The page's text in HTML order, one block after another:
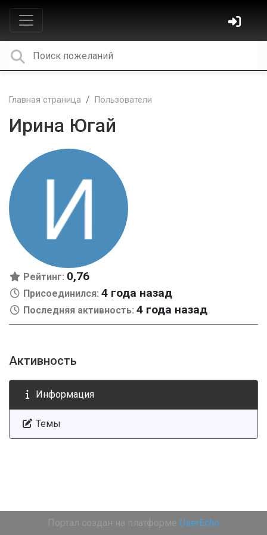
Главная страница Пользователи
Ирина Югай
Рейтинг: 0,76
Присоединился: 4 года назад
Последняя активность: 4 года назад
Активность
Информация
Темы
Портал создан на платформе UserEcho